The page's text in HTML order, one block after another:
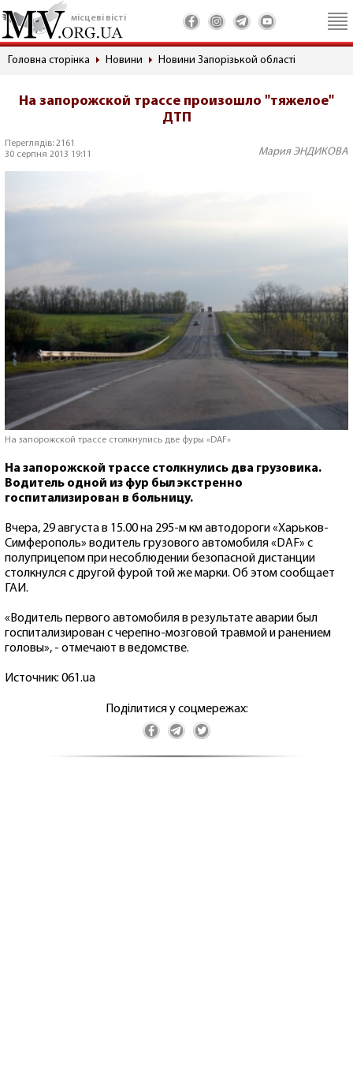
місцеві вісті
Головна сторінка Новини Новини Запорізькой області
На запорожской трассе произошло "тяжелое"
ДТП
Переглядів: 2161
30 серпня 2013 19:11
Мария ЭНДИКОВА
На запорожской трассе столкнулись две фуры «DAF»
На запорожской трассе столкнулись два грузовика.
Водитель одной из фур был экстренно
госпитализирован в больницу.
Вчера, 29 августа в 15.00 на 295-м км автодороги «Харьков-
Симферополь» водитель грузового автомобиля «DAF» с
полуприцепом при несоблюдении безопасной дистанции
столкнулся с другой фурой той же марки. Об этом сообщает
ГАИ.
«Водитель первого автомобиля в результате аварии был
госпитализирован с черепно-мозговой травмой и ранением
головы», - отмечают в ведомстве.
Источник: 061.ua
Поділитися у соцмережах: